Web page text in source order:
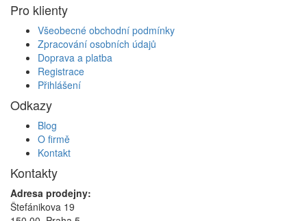
Pro klienty
Všeobecné obchodní podmínky
Zpracování osobních údajů
Doprava a platba
Registrace
Přihlášení
Odkazy
Blog
O firmě
Kontakt
Kontakty
Adresa prodejny:
Štefánikova 19